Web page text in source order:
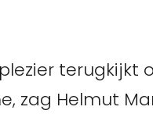
terugkijkt
zag Helmut